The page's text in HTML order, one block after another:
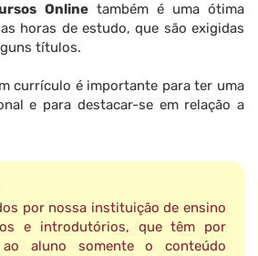
Onlinetambém é uma ótima
horas de estudo, que são exigidas
títulos.
currículo é importante para ter uma
e para destacar-se em relação a
por nossa instituição de ensino
e introdutórios, que têm por
aluno somente o conteúdo